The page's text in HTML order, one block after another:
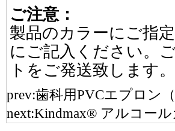
ご注意：
製品のカラーにご指
にご記入ください。
トをご発送致します。
prev:歯科用PVCエプロン
next:Kindmax® アルコー